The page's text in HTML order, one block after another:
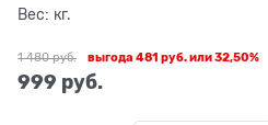
Вес: кг.
1 480 руб.
999 руб.
выгода 481 руб.или32,50%